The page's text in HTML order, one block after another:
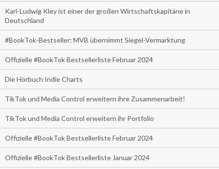
Karl-Ludwig Kley ist einer der großen Wirtschaftskapitäne in
Deutschland
#BookTok-Bestseller: MVB übernimmt Siegel-Vermarktung
Offizielle #BookTok Bestsellerliste Februar 2024
Die Hörbuch Indie Charts
TikTok und Media Control erweitern ihre Zusammenarbeit!
TikTok und Media Control erweitern ihr Portfolio
Offizielle #BookTok Bestsellerliste Februar 2024
Offizielle #BookTok Bestsellerliste Januar 2024